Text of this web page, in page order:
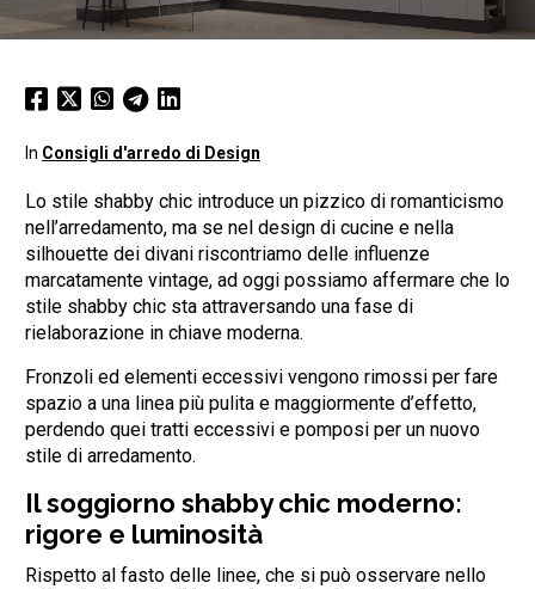
In Consigli d'arredo di Design
Lo stile shabby chic introduce un pizzico di romanticismo
nell’arredamento, ma se nel design di cucine e nella
silhouette dei divani riscontriamo delle influenze
marcatamente vintage, ad oggi possiamo affermare che lo
stile shabby chic sta attraversando una fase di
rielaborazione in chiave moderna.
Fronzoli ed elementi eccessivi vengono rimossi per fare
spazio a una linea più pulita e maggiormente d’effetto,
perdendo quei tratti eccessivi e pomposi per un nuovo
stile di arredamento.
Il soggiorno shabby chic moderno:
rigore e luminosità
Rispetto al fasto delle linee, che si può osservare nello